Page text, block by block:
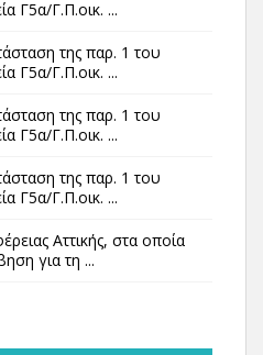
Γ5α/Γ.Π.οικ. ...
της παρ. 1 του
Γ5α/Γ.Π.οικ. ...
της παρ. 1 του
Γ5α/Γ.Π.οικ. ...
της παρ. 1 του
Γ5α/Γ.Π.οικ. ...
Αττικής, στα οποία
για τη ...